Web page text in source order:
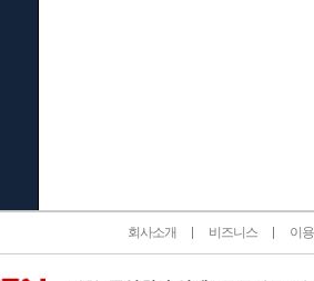
회사소개 비즈니스 이